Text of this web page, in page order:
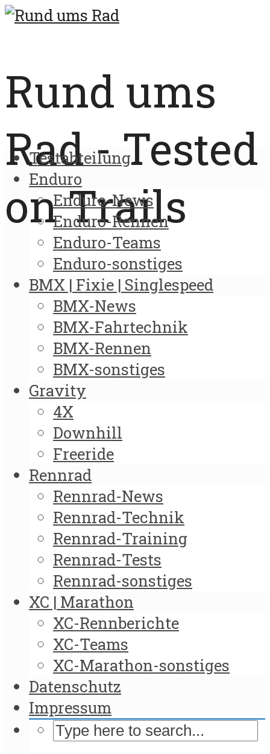
Rund ums
Rad - Tested
on Trails
Testabteilung
Enduro
Enduro-News
Enduro-Rennen
Enduro-Teams
Enduro-sonstiges
BMX | Fixie | Singlespeed
BMX-News
BMX-Fahrtechnik
BMX-Rennen
BMX-sonstiges
Gravity
4X
Downhill
Freeride
Rennrad
Rennrad-News
Rennrad-Technik
Rennrad-Training
Rennrad-Tests
Rennrad-sonstiges
XC | Marathon
XC-Rennberichte
XC-Teams
XC-Marathon-sonstiges
Datenschutz
Impressum